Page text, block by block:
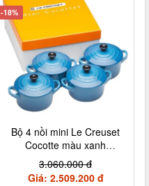
-18%
Bộ 4 nồi mini Le Creuset
Cocotte màu xanh
Marseile
3.060.000 đ
Giá: 2.509.200 đ